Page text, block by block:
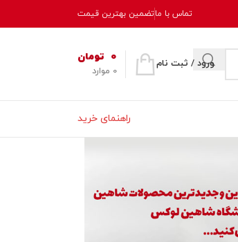
تماس با ماتضمین بهترین قیمت
ورود / ثبت نام
0 موارد
0 تومان
راهنمای خرید